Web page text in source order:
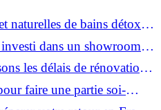
naturelles de bains détox
dans un showroom-
aux clients
les délais de rénovation à
faire une partie soi-
reste ?